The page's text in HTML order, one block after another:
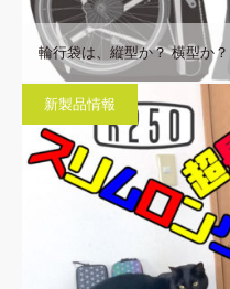
輪行袋は、縦型か？ 横型か
新製品情報